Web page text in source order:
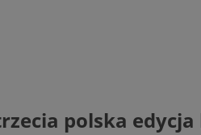
polska edycja